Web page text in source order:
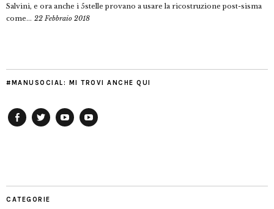
Salvini, e ora anche i 5stelle provano a usare la ricostruzione post-sisma
come... 22 Febbraio 2018
#MANUSOCIAL: MI TROVI ANCHE QUI
CATEGORIE